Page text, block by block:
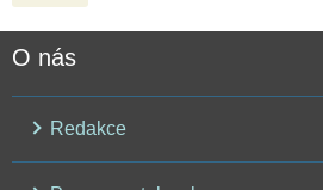
O nás
Redakce